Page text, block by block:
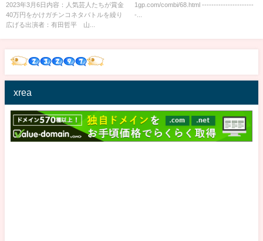
2023年3月6日内容：人気芸人たちが賞金
40万円をかけガチンコネタバトルを繰り
広げる出演者：有田哲平 山...
1gp.com/combi/68.html ----------------------
-...
xrea